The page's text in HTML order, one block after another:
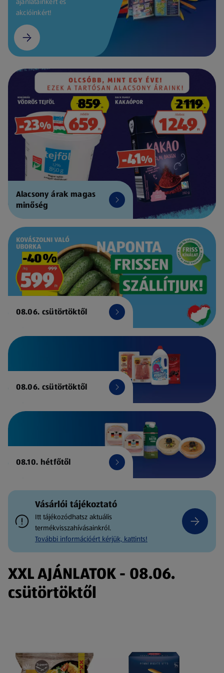
akcióinkért!
Alacsony árak magas
minőség
08.06. csütörtöktől
08.06. csütörtöktől
08.10. hétfőtől
Vásárlói tájékoztató
Itt tájékozódhatsz aktuális
termékvisszahívásainkról.
További információért kérjük, kattints!
XXL AJÁNLATOK - 08.06.
csütörtöktől